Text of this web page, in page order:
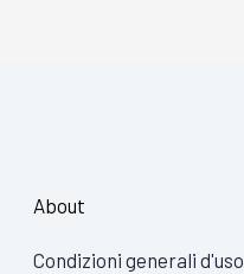
About
Condizioni generali d'uso